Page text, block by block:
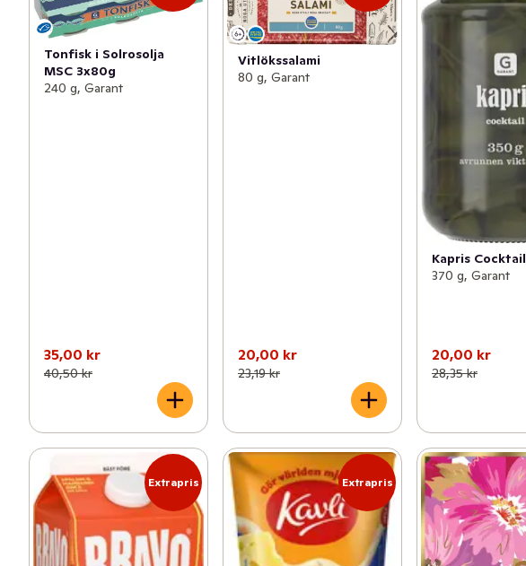
Tonfisk i Solrosolja
MSC 3x80g
240 g, Garant
35,00 kr
40,50 kr
Vitlökssalami
80 g, Garant
20,00 kr
23,19 kr
Kapris Cocktail
370 g, Garant
20,00 kr
28,35 kr
Extrapris Extrapris